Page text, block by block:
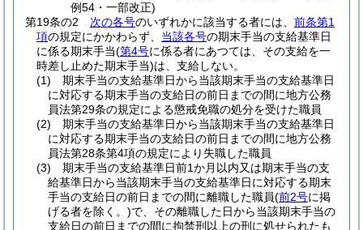
例54・一部改正)
第19条の2
次の各号のいずれかに該当する者には、 前条第1
項の規定にかかわらず、 当該各号の期末手当の支給基準日
に係る期末手当(第4号に係る者にあつては、その支給を一
時差し止めた期末手当)は、支給しない。
(1)
期末手当の支給基準日から当該期末手当の支給基準日
に対応する期末手当の支給日の前日までの間に地方公務
員法第29条の規定による懲戒免職の処分を受けた職員
(2)
期末手当の支給基準日から当該期末手当の支給基準日
に対応する期末手当の支給日の前日までの間に地方公務
員法第28条第4項の規定により失職した職員
(3)
期末手当の支給基準日前1か月以内又は期末手当の支
給基準日から当該期末手当の支給基準日に対応する期末
手当の支給日の前日までの間に離職した職員(前2号に掲
げる者を除く。)で、その離職した日から当該期末手当の
支給日の前日までの間に拘禁刑以上の刑に処せられたも